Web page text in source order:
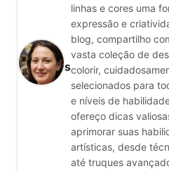
Rita
Gomes
linhas e cores uma
expressão e
blog, compartilho
vasta coleção de
colorir,
selecionados para
e níveis de
ofereço dicas
aprimorar suas
artísticas, desde
até truques